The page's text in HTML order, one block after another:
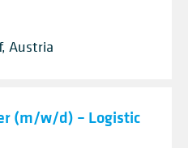
Austria
(m/w/d) – Logistic